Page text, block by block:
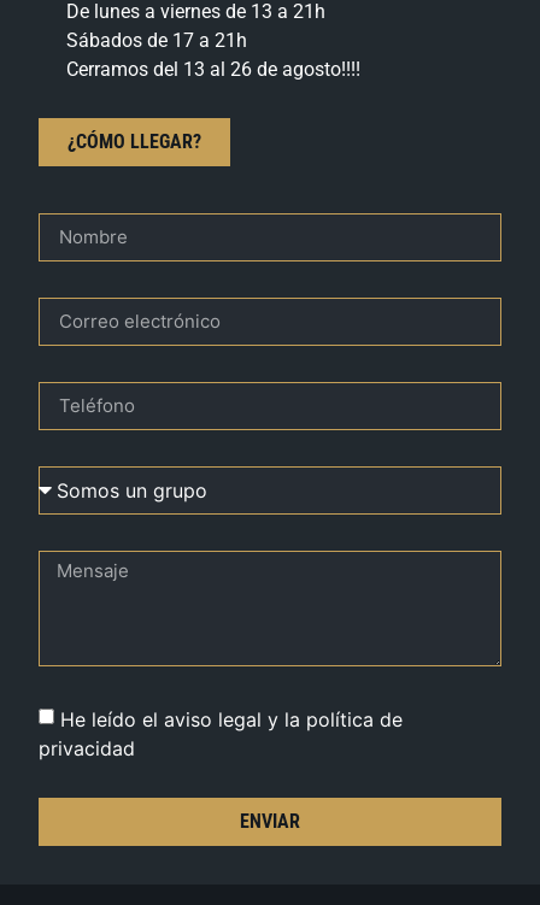
De lunes a viernes de 13 a 21h
Sábados de 17 a 21h
Cerramos del 13 al 26 de agosto!!!!
¿CÓMO LLEGAR?
He leído el aviso legal y la política de
privacidad
ENVIAR